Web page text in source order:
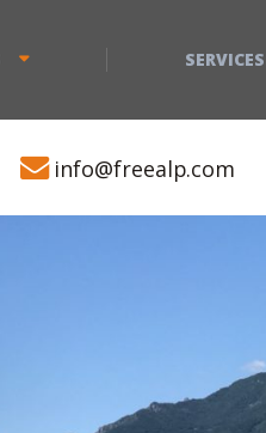
SERVICES
info@freealp.com